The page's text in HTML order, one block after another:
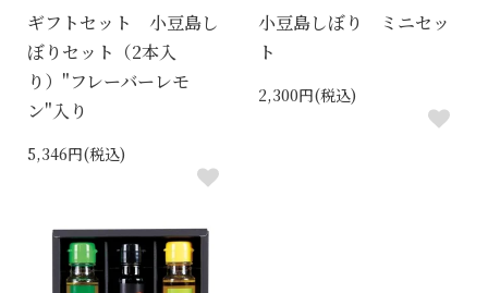
ギフトセット 小豆島し
ぼりセット（2本入
り）"フレーバーレモ
ン"入り
5,346円(税込)
小豆島しぼり ミニセッ
ト
2,300円(税込)